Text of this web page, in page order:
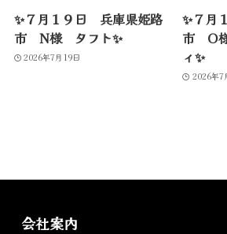
✨７月１９日 兵庫県姫路
市 N様 タフト✨
2026年7月19日
✨７月
市 O
ィ✨
2026年7
会社案内